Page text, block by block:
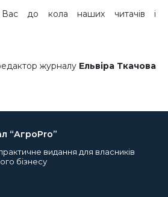
до кола наших читачів і
журналу Ельвіра Ткачова
“АгроPro”
видання для власників
бізнесу